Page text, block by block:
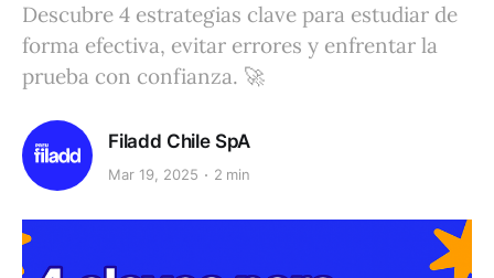
Descubre 4 estrategias clave para estudiar de
forma efectiva, evitar errores y enfrentar la
prueba con confianza. 🚀
Filadd Chile SpA
Mar 19, 2025 2 min